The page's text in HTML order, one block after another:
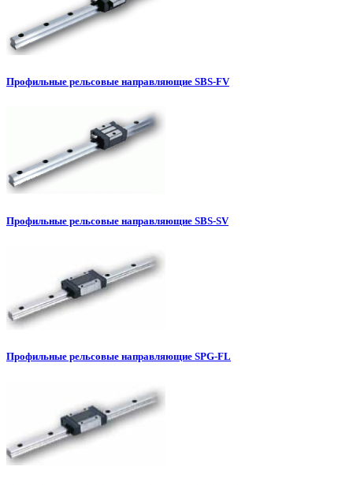
Профильные рельсовые направляющие SBS-FV
Профильные рельсовые направляющие SBS-SV
Профильные рельсовые направляющие SPG-FL